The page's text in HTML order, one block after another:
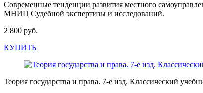
Современные тенденции развития местного
МНИЦ Судебной экспертизы и исследований.
2 800 руб.
КУПИТЬ
Теория государства и права. 7-е изд. Классический